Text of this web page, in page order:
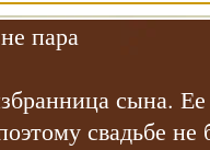
пара
сына.
свадьбе